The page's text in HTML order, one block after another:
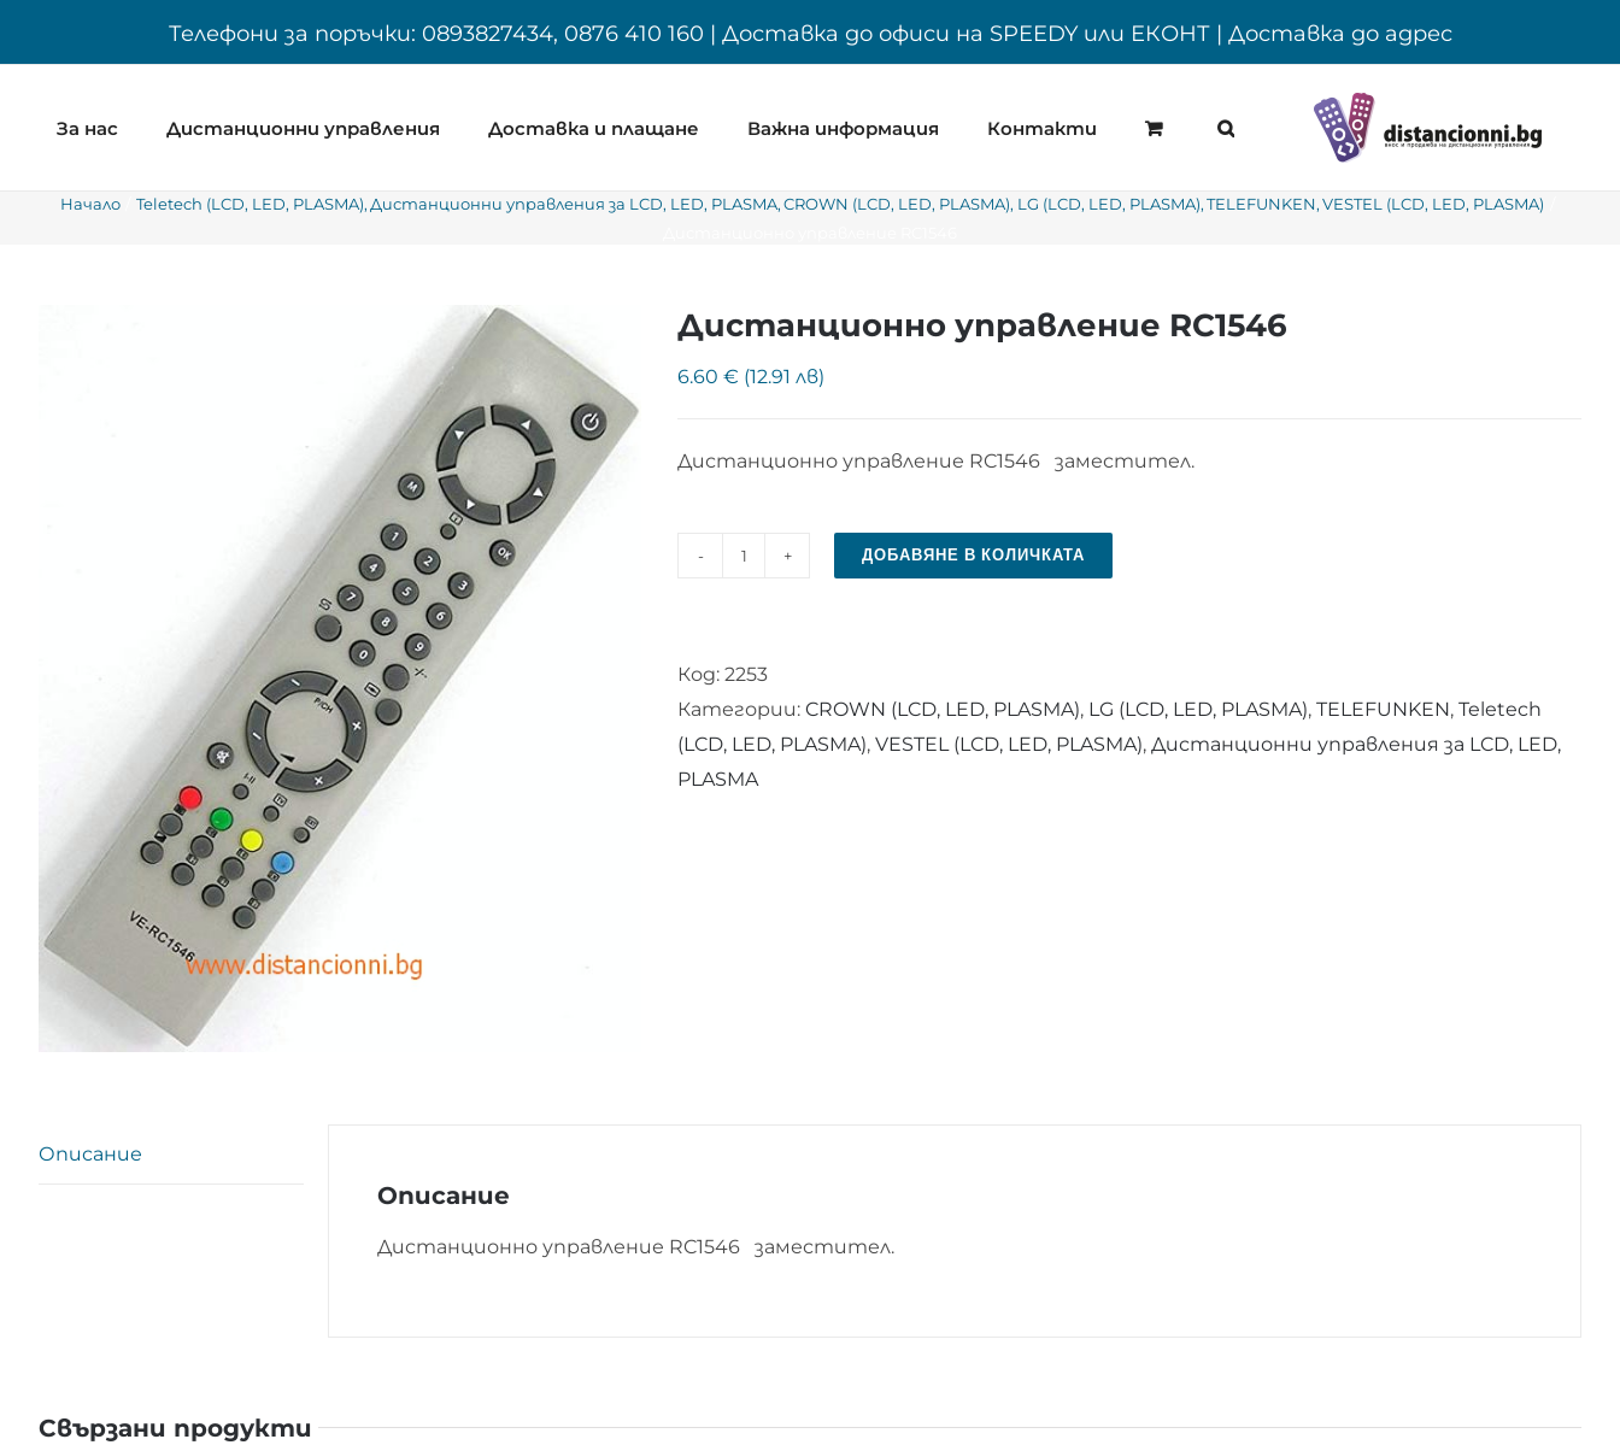
Телефони за поръчки: 0893827434, 0876 410 160 | Доставка до офиси на SPEEDY или ЕКОНТ | Доставка до адрес
За нас Дистанционни управления Доставка и плащане Важна информация Контакти
Начало Teletech (LCD, LED, PLASMA) Дистанционни управления за LCD, LED, PLASMA CROWN (LCD, LED, PLASMA) LG (LCD, LED, PLASMA) TELEFUNKEN VESTEL (LCD, LED, PLASMA)
Дистанционно управление RC1546
6.60 € (12.91 лв)
Дистанционно управление RC1546 заместител.
количество
управление
RC1546
ДОБАВЯНЕ В КОЛИЧКАТА
Код: 2253
Категории: CROWN (LCD, LED, PLASMA), LG (LCD, LED, PLASMA), TELEFUNKEN, Teletech
(LCD, LED, PLASMA), VESTEL (LCD, LED, PLASMA), Дистанционни управления за LCD, LED,
PLASMA
Описание
Описание
Дистанционно управление RC1546 заместител.
Свързани продукти